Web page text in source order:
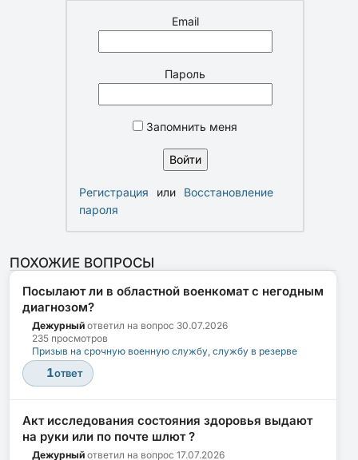
Email
Пароль
Запомнить меня
Регистрация или
Восстановление
пароля
ПОХОЖИЕ ВОПРОСЫ
Посылают ли в областной военкомат с негодным
диагнозом?
Дежурный ответил на вопрос 30.07.2026
235 просмотров
Призыв на срочную военную службу, службу в резерве
1ответ
Акт исследования состояния здоровья выдают
на руки или по почте шлют ?
Дежурный ответил на вопрос 17.07.2026